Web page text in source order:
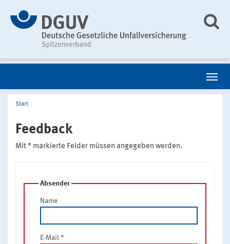
Start
Feedback
Mit * markierte Felder müssen angegeben werden.
Absender
Name
E-Mail *